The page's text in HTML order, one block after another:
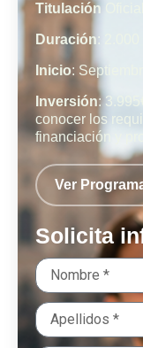
Titulación
Duración: 2.000
Inicio: Septiembre
Inversión:
conocer los
financiación y
Ver
Solicita